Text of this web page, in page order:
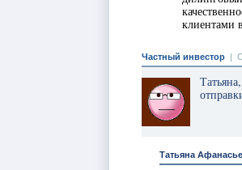
клиентами
Частный инвестор |
Татьяна